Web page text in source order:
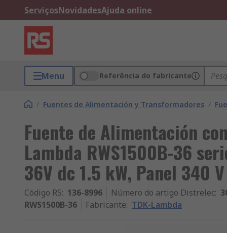
ServiçosNovidadesAjuda online
Menu Referência do fabricante
/ Fuentes de Alimentación y Transformadores /
Fuente de Alimentación
Lambda RWS1500B-36
36V dc 1.5 kW, Panel 340
Código RS: 136-8996 Número do artigo Distrelec:
RWS1500B-36
Fabricante: TDK-Lambda